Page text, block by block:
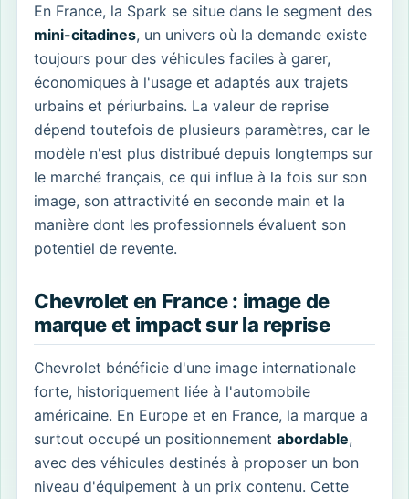
En France, la Spark se situe dans le segment des
mini-citadines, un univers où la demande existe
toujours pour des véhicules faciles à garer,
économiques à l'usage et adaptés aux trajets
urbains et périurbains. La valeur de reprise
dépend toutefois de plusieurs paramètres, car le
modèle n'est plus distribué depuis longtemps sur
le marché français, ce qui influe à la fois sur son
image, son attractivité en seconde main et la
manière dont les professionnels évaluent son
potentiel de revente.
Chevrolet en France : image de
marque et impact sur la reprise
Chevrolet bénéficie d'une image internationale
forte, historiquement liée à l'automobile
américaine. En Europe et en France, la marque a
surtout occupé un positionnement abordable,
avec des véhicules destinés à proposer un bon
niveau d'équipement à un prix contenu. Cette